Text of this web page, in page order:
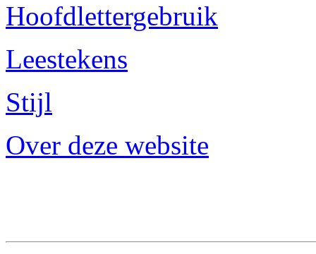
Hoofdlettergebruik
Leestekens
Stijl
Over deze website